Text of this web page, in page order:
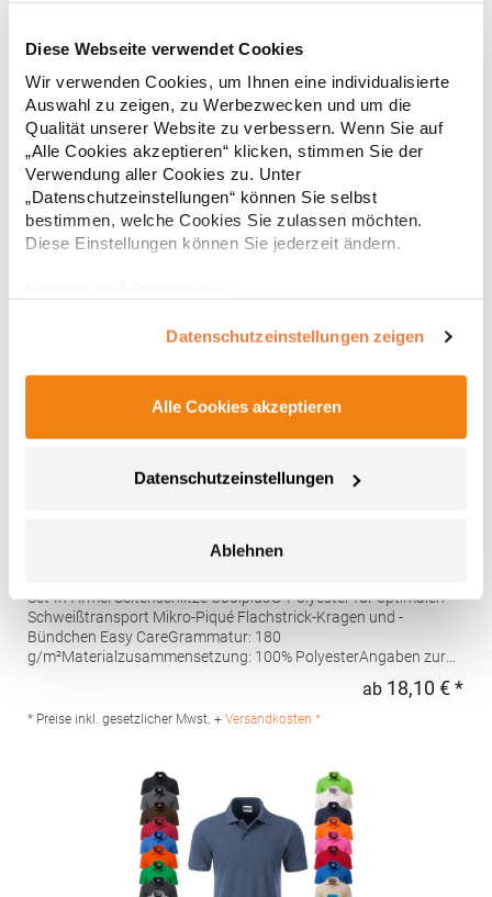
Diese Webseite verwendet Cookies
Wir verwenden Cookies, um Ihnen eine individualisierte
Auswahl zu zeigen, zu Werbezwecken und um die
Qualität unserer Website zu verbessern. Wenn Sie auf
„Alle Cookies akzeptieren“ klicken, stimmen Sie der
Verwendung aller Cookies zu. Unter
„Datenschutzeinstellungen“ können Sie selbst
bestimmen, welche Cookies Sie zulassen möchten.
Diese Einstellungen können Sie jederzeit ändern.
Datenschutzeinstellungen zeigen
Alle Cookies akzeptieren
Datenschutzeinstellungen
Ablehnen
Strapazierfähiges Polohemd aus Mischgewebe Overlock-Nähte
mit Polyfilm für Formstabilität Flachstrick-Kragen und
Ärmelbündchen in Rippstrick Doppelnähte an Schultern
Verstärkte Nähte an stark beanspruchten Stellen Neutrales
Etikett im Kragen für die einfache Veredelung/Personalisierung
Verstärkte Knopfleiste mit drei Knöpfen Aufgesetzte
Brusttasche mit Knopfverschluss Verstärkte Seitenschlitze
Eigenschaften, Atmungsaktivität und Verzugkontrolle Weicher,
auf der linken BrustseiteGrammatur: 200
BaumwolleAngaben zur Produktsicherheit: Herst.-Nr.:
R312XHersteller: Result Clothing Ltd. Narcisova 1 821 01
Bratislava Slowakei E-Mail: sales@resultclothing.com
ab16,05 € *
* Preise inkl. gesetzlicher Mwst. +Versandkosten *
W475 Henbury Herren Coolplus®
Set-In-Ärmel Seitenschlitze Coolplus®-Polyester für optimalen
Schweißtransport Mikro-Piqué Flachstrick-Kragen und -
Bündchen Easy CareGrammatur: 180
g/m²Materialzusammensetzung: 100% PolyesterAngaben zur
Kingsfordweg 151 1043GR Amsterdam Niederlande E-Mail:
marketing@henbury.com
ab 18,10 € *
* Preise inkl. gesetzlicher Mwst. + Versandkosten *